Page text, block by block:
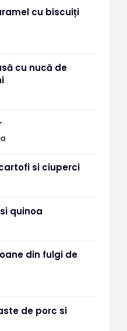
cu biscuiți
cu nucă de
si ciuperci
quinoa
din fulgi de
de porc si